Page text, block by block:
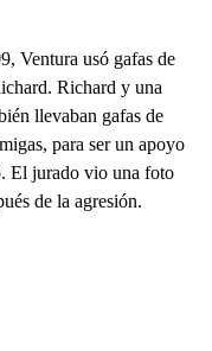
Ventura usó gafas de
Richard y una
llevaban gafas de
para ser un apoyo
El jurado vio una foto
de la agresión.